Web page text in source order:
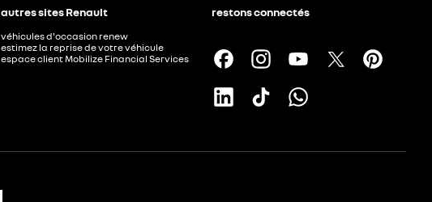
autres sites Renault
véhicules d'occasion renew
estimez la reprise de votre véhicule
espace client Mobilize Financial Services
restons connectés